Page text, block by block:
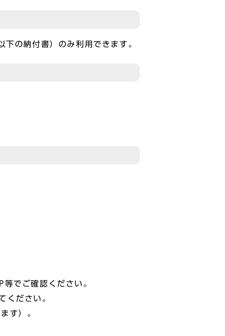
の納付書）のみ利用できます。
でご確認ください。
ください。
す）。